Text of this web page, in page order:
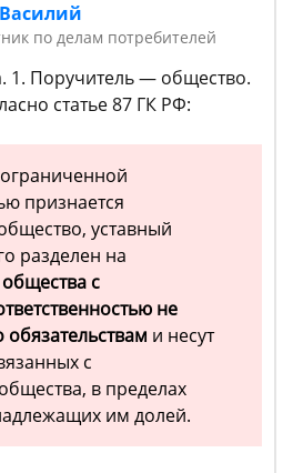
по делам потребителей
1. Поручитель — общество.
статье 87 ГК РФ:
признается
уставный
разделен на
с
не
обязательствам и несут
с
в пределах
им долей.